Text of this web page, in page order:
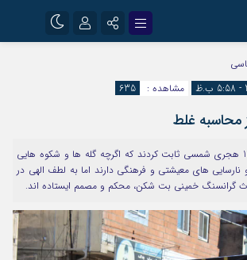
مشاهده : 635
محاسبه غلط
ایرانیان در 22 بهمن 1401 هجری شمسی ثابت کردند که اگرچه گله ها و شکوه هایی
نارسایی های معیشتی و فرهنگی دارند اما به لطف الهی در
گرانسنگ خمینی بت شکن، محکم و مصمم ایستاده اند.